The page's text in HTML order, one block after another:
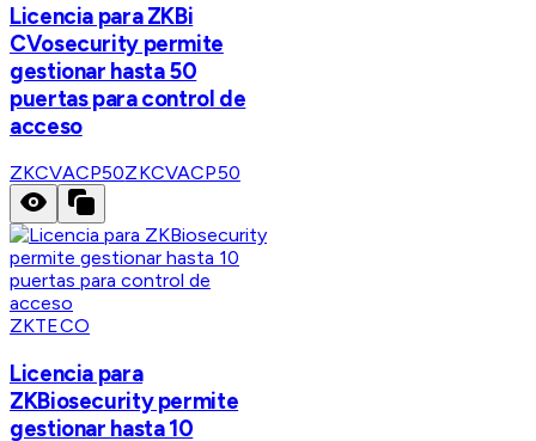
Licencia para ZKBi
CVosecurity permite
gestionar hasta 50
puertas para control de
acceso
ZKCVACP50ZKCVACP50
ZKTECO
Licencia para
ZKBiosecurity permite
gestionar hasta 10